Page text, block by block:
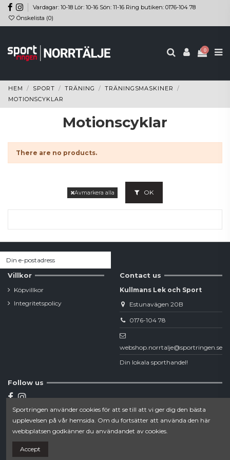
Vardagar: 10-18 Lör: 10-16 Sön: 11-16 Ring butiken: 0176-104 78
Önskelista (0)
0
HEM SPORT TRÄNING
TRÄNINGSMASKINER
MOTIONSCYKLAR
Motionscyklar
There are no products.
Avmarkera alla OK
Villkor
Köpvillkor
Integritetspolicy
Contact us
Kullmans Lek och Sport
Estunavägen 20B
0176-104 78
webshop.norrtalje@sportringen.se
Din lokala sporthandel!
Follow us
Newsletter
Sportringen använder cookies för att se till att vi ger dig den bästa
upplevelsen på vår hemsida. Om du fortsätter att använda den här
webbplatsen godkänner du användandet av cookies.
Accept